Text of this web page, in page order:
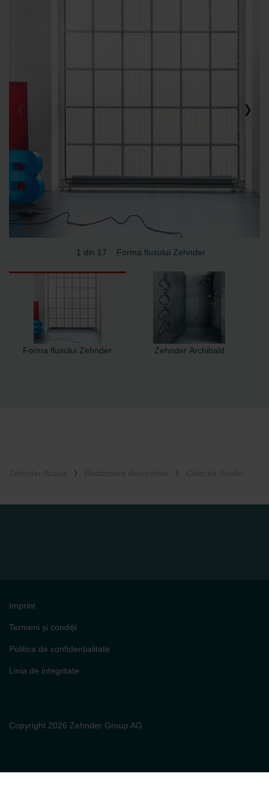
2 din 17 Zehnder Archibald
Forma fluxului Zehnder Zehnder Archibald
Copyright 2026 Zehnder Group AG
Imprint
Termeni și condiții
Politica de confidențialitate
Linia de integritate